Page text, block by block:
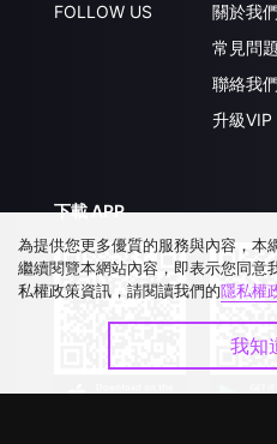
FOLLOW US
關於我們
常見問題
聯絡我們
升級VIP
下載 APP
為提供您更多優質的服務與內容，
繼續閱覽本網站內容，即表示您同
私權政策資訊，請閱讀我們的隱私權
我知